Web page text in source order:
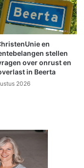
en
stellen
over onrust en
in Beerta
2026